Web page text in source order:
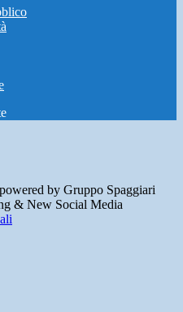
by Gruppo Spaggiari
& New Social Media